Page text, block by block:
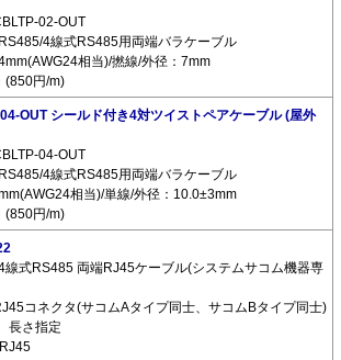
02-OUT
4線式RS485用両端バラケーブル
相当)/撚線/外径：7mm
(850円/m)
OUT シールド付き4対ツイストペアケーブル (屋外
04-OUT
4線式RS485用両端バラケーブル
相当)/単線/外径：10.0±3mm
(850円/m)
線式RS485 両端RJ45ケーブル(システムサコム機器専
コネクタ(サコムAタイプ同士、サコムBタイプ同士)
さ指定